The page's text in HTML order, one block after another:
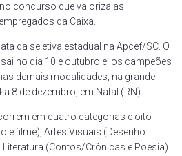
concurso que valoriza as
da Caixa.
da seletiva estadual na Apcef/SC. O
no dia 10 e outubro e, os campeões
demais modalidades, na grande
8 de dezembro, em Natal (RN).
em quatro categorias e oito
e filme), Artes Visuais (Desenho
(Contos/Crônicas e Poesia)